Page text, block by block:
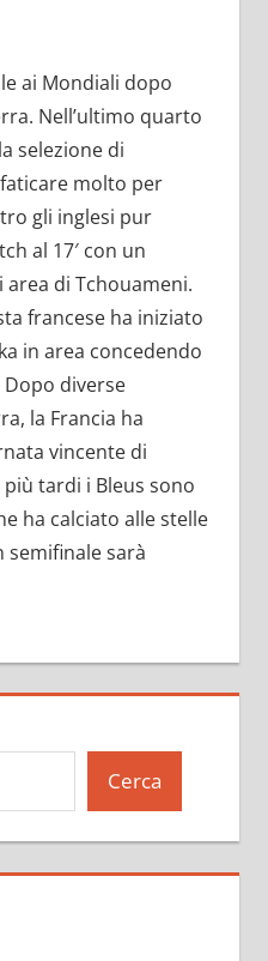
ai Mondiali dopo
Nell’ultimo quarto
selezione di
molto per
gli inglesi pur
al 17′ con un
di Tchouameni.
francese ha iniziato
in area concedendo
Dopo diverse
la Francia ha
vincente di
tardi i Bleus sono
ha calciato alle stelle
semifinale sarà
Cerca